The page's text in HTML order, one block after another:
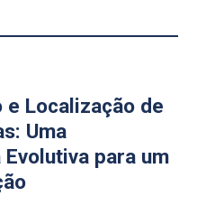
e Localização de
Uma
para um